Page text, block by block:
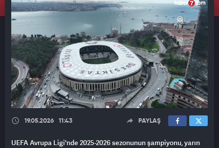
19.05.2026 11:43 PAYLAŞ
UEFA Avrupa Ligi'nde 2025-2026 sezonunun şampiyonu, yarın